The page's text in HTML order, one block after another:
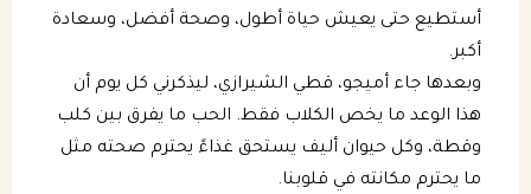
أستطيع حتى يعيش حياة أطول، وصحة أفضل، وسعادة
أكبر.
وبعدها جاء أميجو، قطي الشيرازي، ليذكرني كل يوم أن
هذا الوعد ما يخص الكلاب فقط. الحب ما يفرق بين كلب
وقطة، وكل حيوان أليف يستحق غذاءً يحترم صحته مثل
ما يحترم مكانته في قلوبنا.